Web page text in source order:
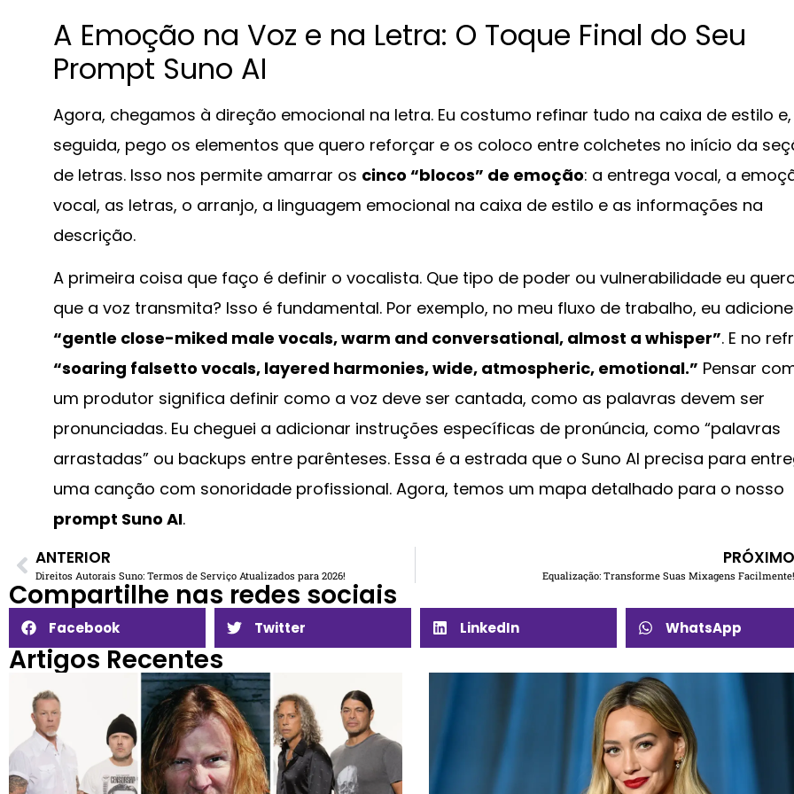
A Emoção na Voz e na Letra: O Toque Final do Seu
Prompt Suno AI
Agora, chegamos à direção emocional na letra. Eu costumo refinar tudo na caixa de estilo
seguida, pego os elementos que quero reforçar e os coloco entre colchetes no início da
de letras. Isso nos permite amarrar os cinco “blocos” de emoção: a entrega vocal, a
vocal, as letras, o arranjo, a linguagem emocional na caixa de estilo e as informações na
descrição.
A primeira coisa que faço é definir o vocalista. Que tipo de poder ou vulnerabilidade eu
que a voz transmita? Isso é fundamental. Por exemplo, no meu fluxo de trabalho, eu
“gentle close-miked male vocals, warm and conversational, almost a whisper”. E no
“soaring falsetto vocals, layered harmonies, wide, atmospheric, emotional.” Pensar
um produtor significa definir como a voz deve ser cantada, como as palavras devem ser
pronunciadas. Eu cheguei a adicionar instruções específicas de pronúncia, como “palavras
arrastadas” ou backups entre parênteses. Essa é a estrada que o Suno AI precisa para
uma canção com sonoridade profissional. Agora, temos um mapa detalhado para o nosso
prompt Suno AI.
ANTERIOR
Direitos Autorais Suno: Termos de Serviço Atualizados para 2026!
PRÓXIMO
Equalização: Transforme Suas Mixagens Facilmente!
Compartilhe nas redes sociais​
Facebook Twitter LinkedIn WhatsApp
Artigos Recentes